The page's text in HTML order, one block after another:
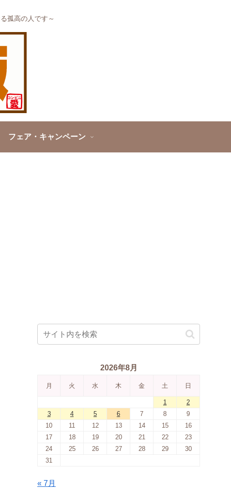
孤高の人です～
フェア・キャンペーン
2026年8月
月 火 水 木 金 土 日
1
2
3
4 5 6 7 8
9
10
11 12 13 14 15
16
17
18 19 20 21 22
23
24
25 26 27 28 29
30
31
« 7月